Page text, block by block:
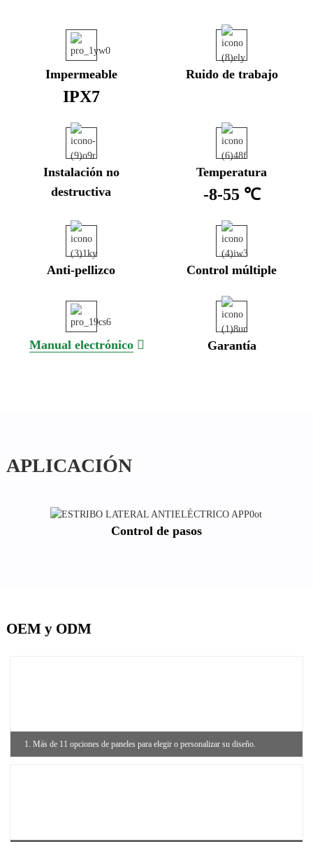
Impermeable
IPX7
Ruido de trabajo
Instalación no
destructiva
Temperatura
-8-55 ℃
Anti-pellizco Control múltiple
Manual electrónico Garantía
APLICACIÓN
Control de pasos
OEM y ODM
1. Más de 11 opciones de paneles para elegir o personalizar su diseño.